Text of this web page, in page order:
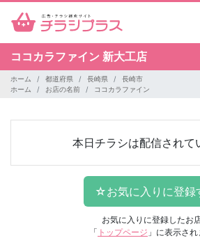
ココカラファイン 新大工店
ホーム 都道府県 長崎県
長崎市
ホーム
お店の名前 ココカラファイン
本日チラシは配信されて
お気に入りに登録したお
「 トップページ 」に表示され